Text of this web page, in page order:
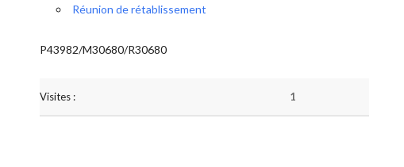
Réunion de rétablissement
P43982/M30680/R30680
Visites : 1